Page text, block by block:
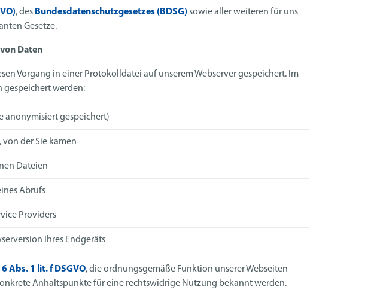
, des Bundesdatenschutzgesetzes (BDSG) sowie aller weiteren für uns
Gesetze.
Daten
Vorgang in einer Protokolldatei auf unserem Webserver gespeichert. Im
gespeichert werden:
anonymisiert gespeichert)
von der Sie kamen
Dateien
Abrufs
Providers
Ihres Endgeräts
Abs. 1 lit. f DSGVO, die ordnungsgemäße Funktion unserer Webseiten
Anhaltspunkte für eine rechtswidrige Nutzung bekannt werden.